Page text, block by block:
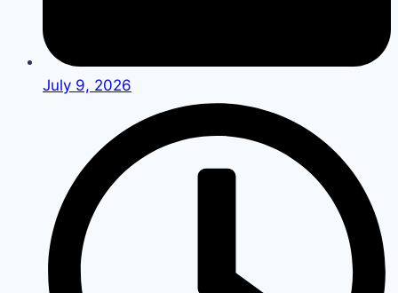
July 9, 2026